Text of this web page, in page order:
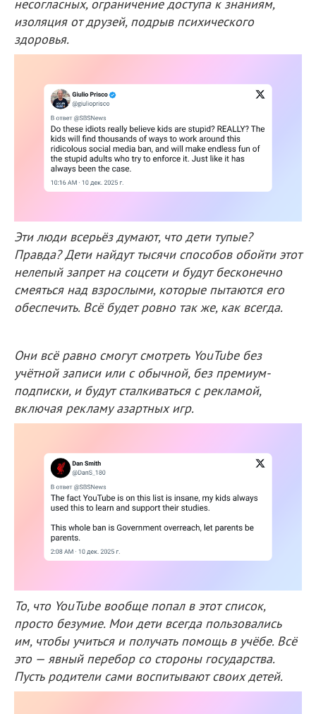
несогласных, ограничение доступа к знаниям,
изоляция от друзей, подрыв психического
здоровья.
Эти люди всерьёз думают, что дети тупые?
Правда? Дети найдут тысячи способов обойти этот
нелепый запрет на соцсети и будут бесконечно
смеяться над взрослыми, которые пытаются его
обеспечить. Всё будет ровно так же, как всегда.
Они всё равно смогут смотреть YouTube без
учётной записи или с обычной, без премиум-
подписки, и будут сталкиваться с рекламой,
включая рекламу азартных игр.
То, что YouTube вообще попал в этот список,
просто безумие. Мои дети всегда пользовались
им, чтобы учиться и получать помощь в учёбе. Всё
это — явный перебор со стороны государства.
Пусть родители сами воспитывают своих детей.